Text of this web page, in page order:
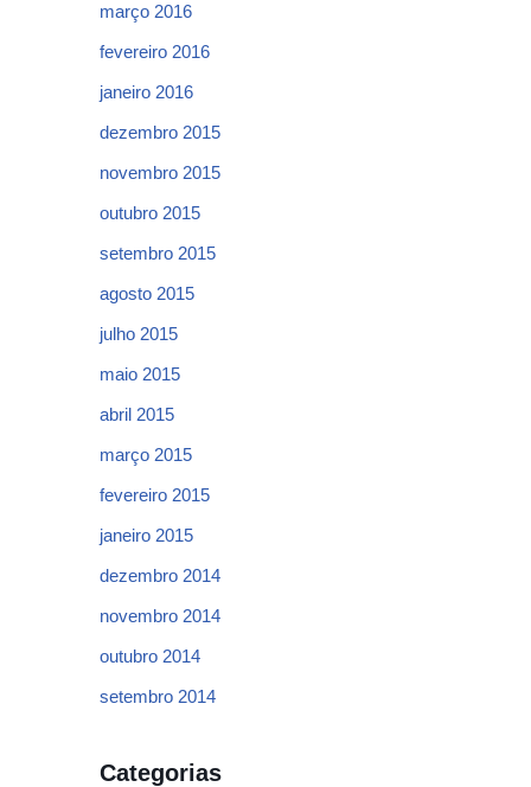
março 2016
fevereiro 2016
janeiro 2016
dezembro 2015
novembro 2015
outubro 2015
setembro 2015
agosto 2015
julho 2015
maio 2015
abril 2015
março 2015
fevereiro 2015
janeiro 2015
dezembro 2014
novembro 2014
outubro 2014
setembro 2014
Categorias